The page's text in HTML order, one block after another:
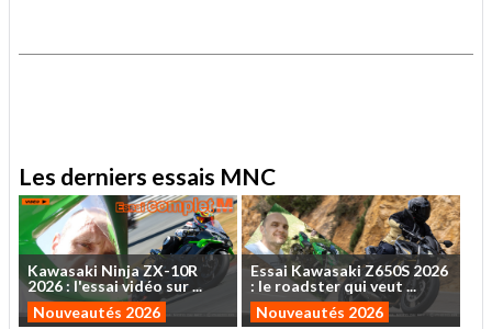
Les derniers essais MNC
Kawasaki NinjaZX-10R
2026: l'essaividéo sur...
Nouveautés 2026
Essai KawasakiZ650S 2026
: le roadsterquiveut ...
Nouveautés 2026